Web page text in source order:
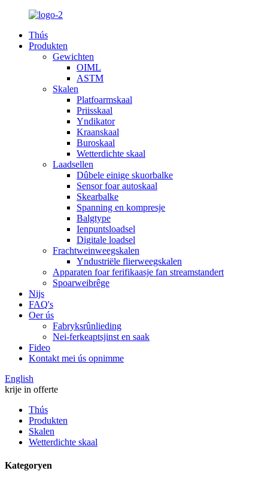
Thús
Produkten
Gewichten
OIML
ASTM
Skalen
Platfoarmskaal
Priisskaal
Yndikator
Kraanskaal
Buroskaal
Wetterdichte skaal
Laadsellen
Dûbele einige skuorbalke
Sensor foar autoskaal
Skearbalke
Spanning en kompresje
Balgtype
Ienpuntsloadsel
Digitale loadsel
Frachtweinweegskalen
Yndustriële flierweegskalen
Apparaten foar ferifikaasje fan streamstandert
Spoarweibrêge
Nijs
FAQ's
Oer ús
Fabryksrûnlieding
Nei-ferkeaptsjinst en saak
Fideo
Kontakt mei ús opnimme
English
krije in offerte
Thús
Produkten
Skalen
Wetterdichte skaal
Kategoryen